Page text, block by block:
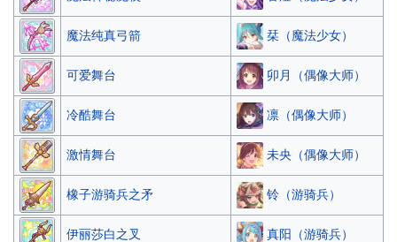
魔法纯真弓箭 栞（魔法少女）
可爱舞台 卯月（偶像大师）
冷酷舞台 凛（偶像大师）
激情舞台 未央（偶像大师）
橡子游骑兵之矛 铃（游骑兵）
伊丽莎白之叉 真阳（游骑兵）